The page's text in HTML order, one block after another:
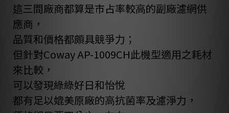
這三間廠商都算是市占率較高的副廠濾網供
應商，
品質和價格都頗具競爭力；
但針對Coway AP-1009CH此機型適用之耗材
來比較，
可以發現綠綠好日和怡悅
都有足以媲美原廠的高抗菌率及濾淨力，